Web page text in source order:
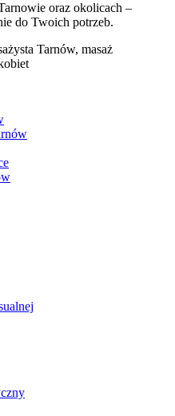
oraz okolicach –
do Twoich potrzeb.
Tarnów, masaż